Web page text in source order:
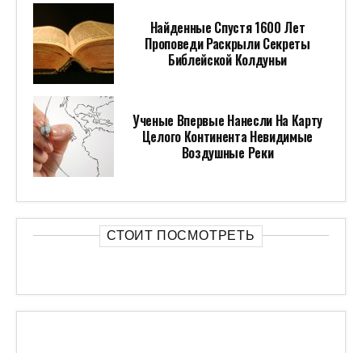
Найденные Спустя 1600 Лет
Проповеди Раскрыли Секреты
Библейской Колдуньи
Ученые Впервые Нанесли На Карту
Целого Континента Невидимые
Воздушные Реки
СТОИТ ПОСМОТРЕТЬ